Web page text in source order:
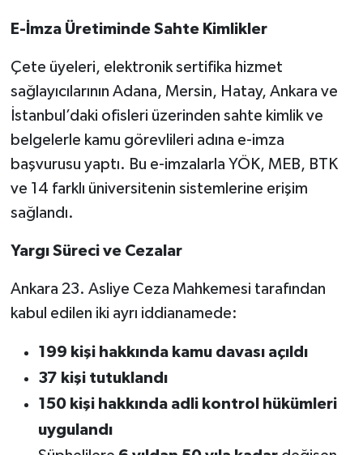
E-İmza Üretiminde Sahte Kimlikler
Çete üyeleri, elektronik sertifika hizmet
sağlayıcılarının Adana, Mersin, Hatay, Ankara ve
İstanbul’daki ofisleri üzerinden sahte kimlik ve
belgelerle kamu görevlileri adına e-imza
başvurusu yaptı. Bu e-imzalarla YÖK, MEB, BTK
ve 14 farklı üniversitenin sistemlerine erişim
sağlandı.
Yargı Süreci ve Cezalar
Ankara 23. Asliye Ceza Mahkemesi tarafından
kabul edilen iki ayrı iddianamede:
199 kişi hakkında kamu davası açıldı
37 kişi tutuklandı
150 kişi hakkında adli kontrol hükümleri
uygulandı